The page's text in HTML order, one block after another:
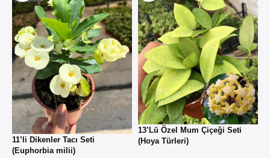
11’li Dikenler Tacı Seti
(Euphorbia milii)
13’Lü Özel Mum Çiçeği Seti
(Hoya Türleri)